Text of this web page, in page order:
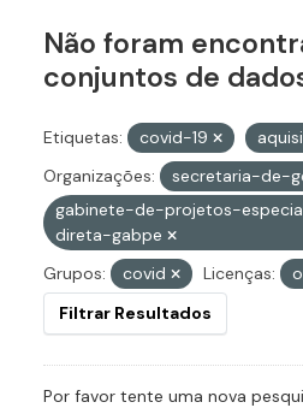
Não foram
conjuntos de
Etiquetas: covid-19
Organizações:
secretaria-de-
gabinete-de-projetos-
direta-gabpe
Grupos:
covid Licenças:
Filtrar Resultados
Por favor tente uma nova